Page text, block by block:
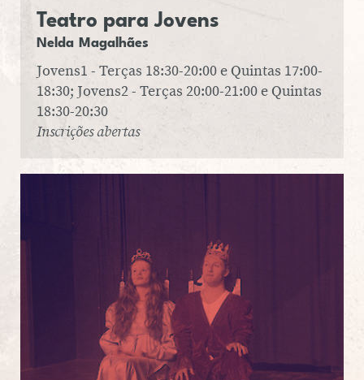
Teatro para Jovens
Nelda Ma­ga­lhães
Jovens1 - Terças 18:30-20:00 e Quintas 17:00-
18:30; Jovens2 - Terças 20:00-21:00 e Quintas
18:30-20:30
Inscrições abertas